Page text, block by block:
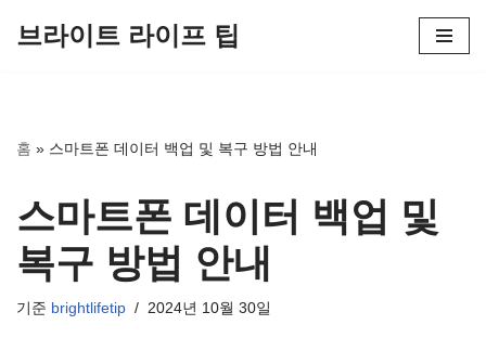
건
뛰
브라이트 라이프 팁
홈 » 스마트폰 데이터 백업 및 복구 방법 안내
스마트폰 데이터 백업 및
복구 방법 안내
기준 brightlifetip 2024년 10월 30일